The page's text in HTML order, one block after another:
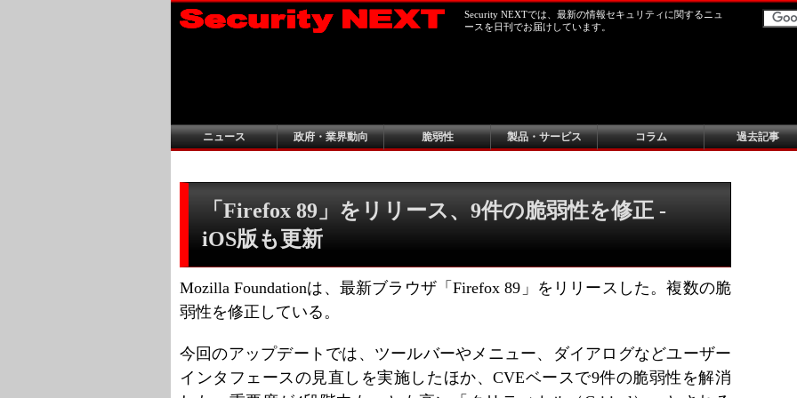
Security NEXTでは、最新の情報セキュリティに関するニュ
ースを日刊でお届けしています。
ニュース 政府・業界動向 脆弱性 製品・サービス コラム 過去記事
「Firefox 89」をリリース、9件の脆弱性を修正 -
iOS版も更新
Mozilla Foundationは、最新ブラウザ「Firefox 89」をリリースした。複数の脆
弱性を修正している。
今回のアップデートでは、ツールバーやメニュー、ダイアログなどユーザー
インタフェースの見直しを実施したほか、CVEベースで9件の脆弱性を解消